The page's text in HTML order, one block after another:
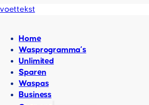
Home
Wasprogramma’s
Unlimited
Sparen
Waspas
Business